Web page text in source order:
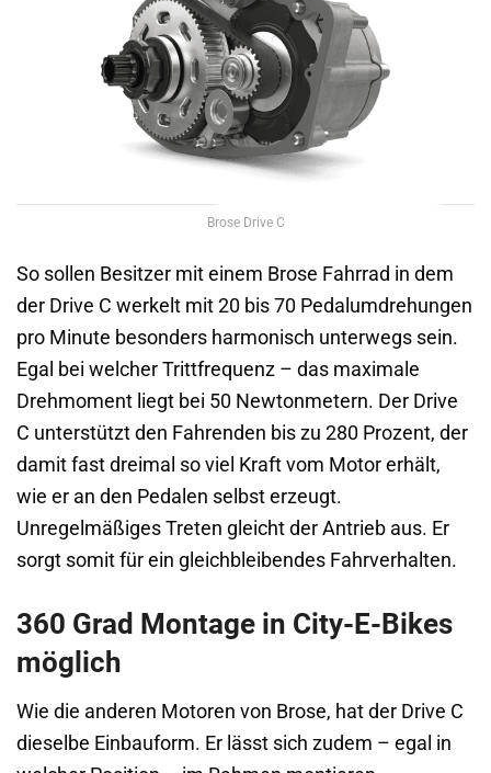
Brose Drive C
So sollen Besitzer mit einem Brose Fahrrad in dem
der Drive C werkelt mit 20 bis 70 Pedalumdrehungen
pro Minute besonders harmonisch unterwegs sein.
Egal bei welcher Trittfrequenz – das maximale
Drehmoment liegt bei 50 Newtonmetern. Der Drive
C unterstützt den Fahrenden bis zu 280 Prozent, der
damit fast dreimal so viel Kraft vom Motor erhält,
wie er an den Pedalen selbst erzeugt.
Unregelmäßiges Treten gleicht der Antrieb aus. Er
sorgt somit für ein gleichbleibendes Fahrverhalten.
360 Grad Montage in City-E-Bikes
möglich
Wie die anderen Motoren von Brose, hat der Drive C
dieselbe Einbauform. Er lässt sich zudem – egal in